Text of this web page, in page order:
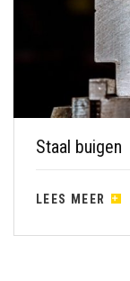
Staal buigen
LEES MEER